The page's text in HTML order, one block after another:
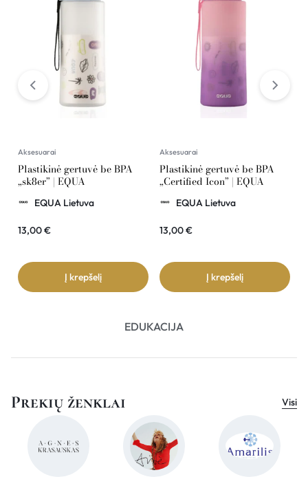
EDUKACIJA
Aksesuarai
Plastikinė gertuvė be BPA
„sk8er” | EQUA
EQUA Lietuva
13,00€
Į krepšelį
Aksesuarai
Plastikinė gertuvė be BPA
„Certified Icon” | EQUA
EQUA Lietuva
13,00€
Į krepšelį
Prekių ženklai Visi